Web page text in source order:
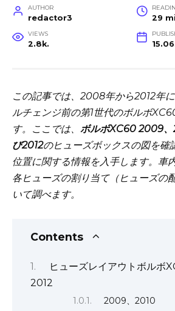
AUTHOR
redactor3 29
VIEWS
2.8k.
この記事では、2008年から2012年
ルチェンジ前の第1世代のボルボ
す。ここでは、 ボルボXC60 2009、
び2012のヒューズボックスの図を確
位置に関する情報を入手します。車
各ヒューズの割り当て（ヒューズの
いて調べます。
Contents
ヒューズレイアウトボルボ
2012
2009、2010